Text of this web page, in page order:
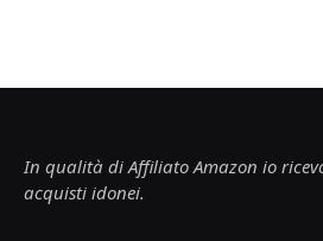
In qualità di Affiliato Amazon io
acquisti idonei.